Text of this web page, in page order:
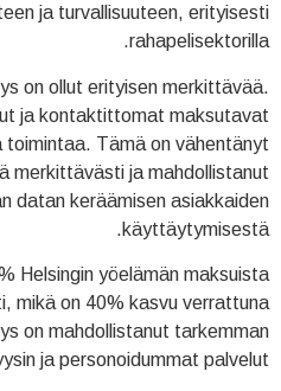
ja turvallisuuteen, erityisesti
rahapelisektorilla.
on ollut erityisen merkittävää.
ja kontaktittomat maksutavat
Tämä on vähentänyt
merkittävästi ja mahdollistanut
datan keräämisen asiakkaiden
käyttäytymisestä.
Helsingin yöelämän maksuista
mikä on 40% kasvu verrattuna
on mahdollistanut tarkemman
ja personoidummat palvelut.